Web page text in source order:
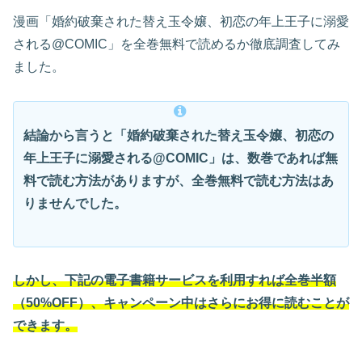
漫画「婚約破棄された替え玉令嬢、初恋の年上王子に溺愛
される@COMIC」を全巻無料で読めるか徹底調査してみ
ました。
結論から言うと「婚約破棄された替え玉令嬢、初恋の
年上王子に溺愛される@COMIC」は、数巻であれば無
料で読む方法がありますが、全巻無料で読む方法はあ
りませんでした。
しかし、下記の電子書籍サービスを利用すれば全巻半額
（50%OFF）、キャンペーン中はさらにお得に読むことが
できます。